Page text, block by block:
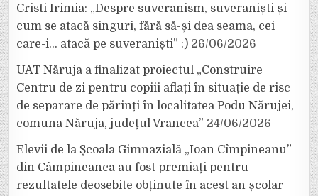
Cristi Irimia: „Despre suveranism, suveraniști și
cum se atacă singuri, fără să-și dea seama, cei
care-i… atacă pe suveraniști” :) 26/06/2026
UAT Năruja a finalizat proiectul „Construire
Centru de zi pentru copiii aflați în situație de risc
de separare de părinți în localitatea Podu Nărujei,
comuna Năruja, județul Vrancea” 24/06/2026
Elevii de la Școala Gimnazială „Ioan Cîmpineanu”
din Câmpineanca au fost premiați pentru
rezultatele deosebite obținute în acest an școlar